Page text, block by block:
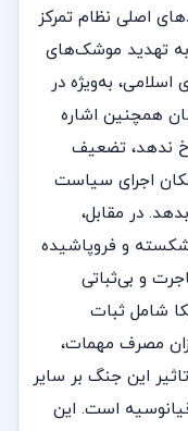
اصلی نظام تمرکز
به تهدید موشک‌های
اسلامی، به‌ویژه در
همچنین اشاره
ندهد، تضعیف
اجرای سیاست
در مقابل،
و فروپاشیده
و بی‌ثباتی
شامل ثبات
مصرف مهمات،
این جنگ بر سایر
است. این